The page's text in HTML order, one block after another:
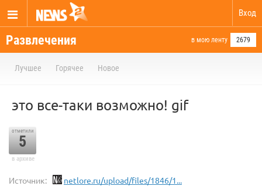
Вход
Развлечения в мою ленту 2679
Лучшее Горячее Новое
это все-таки возможно! gif
отметили
5
в архиве
Источник: netlore.ru/upload/files/1846/1...